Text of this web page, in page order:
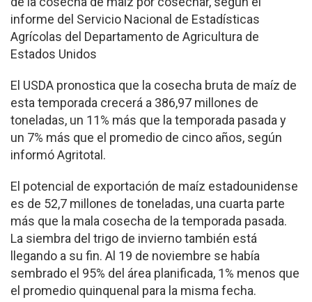
informe del Servicio Nacional de Estadísticas
Agrícolas del Departamento de Agricultura de
Estados Unidos
El USDA pronostica que la cosecha bruta de maíz de
esta temporada crecerá a 386,97 millones de
toneladas, un 11% más que la temporada pasada y
un 7% más que el promedio de cinco años, según
informó Agritotal.
El potencial de exportación de maíz estadounidense
es de 52,7 millones de toneladas, una cuarta parte
más que la mala cosecha de la temporada pasada.
La siembra del trigo de invierno también está
llegando a su fin. Al 19 de noviembre se había
sembrado el 95% del área planificada, 1% menos que
el promedio quinquenal para la misma fecha.